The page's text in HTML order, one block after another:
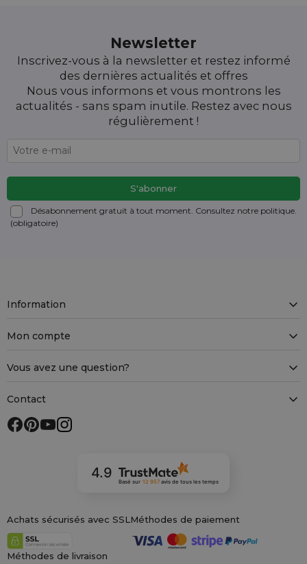
Newsletter
Inscrivez-vous à la newsletter et restez informé
des dernières actualités et offres
Nous vous informons et vous montrons les
actualités - sans spam inutile. Restez avec nous
régulièrement !
Désabonnement gratuit à tout moment. Consultez notre politique.
(obligatoire)
Information
Mon compte
Vous avez une question?
Contact
4.9
Basé sur 12 957 avisde tous les temps
Achats sécurisés avec SSL Méthodes de paiement
Méthodes de livraison